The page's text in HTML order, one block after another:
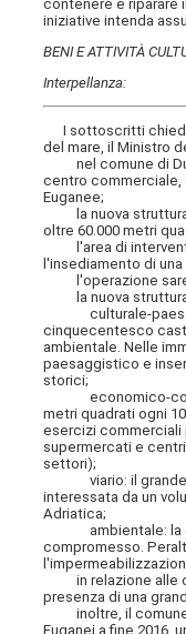
contenere e riparare
iniziative intenda
BENI E ATTIVITÀ
Interpellanza:
I sottoscritti
del mare, il Ministro
nel comune di Due
centro commerciale,
Euganee;
la nuova struttura
oltre 60.000 metri
l'area di intervento
l'insediamento di
l'operazione
la nuova struttura
culturale-
cinquecentesco
ambientale. Nelle
paesaggistico e
storici;
economico-
metri quadrati ogni
esercizi commerciali
supermercati e
settori);
viario: il grande
interessata da un
Adriatica;
ambientale: la
compromesso.
in relazione alle
presenza di una
inoltre, il comune
Euganei a fine 2016,